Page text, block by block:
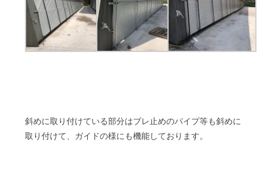
斜めに取り付けている部分はブレ止めのパイプ等も斜めに
取り付けて、ガイドの様にも機能しております。